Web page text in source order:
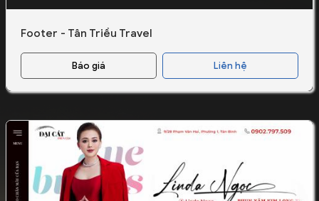
Footer - Tân Triều Travel
Báo giá Liên hệ